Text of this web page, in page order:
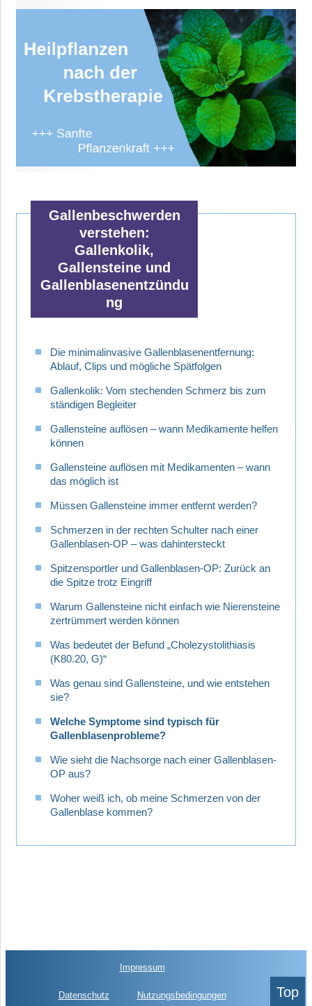
Gallenbeschwerden
verstehen:
Gallenkolik,
Gallensteine und
Gallenblasenentzündu
ng
Die minimalinvasive Gallenblasenentfernung:
Ablauf, Clips und mögliche Spätfolgen
Gallenkolik: Vom stechenden Schmerz bis zum
ständigen Begleiter
Gallensteine auflösen – wann Medikamente helfen
können
Gallensteine auflösen mit Medikamenten – wann
das möglich ist
Müssen Gallensteine immer entfernt werden?
Schmerzen in der rechten Schulter nach einer
Gallenblasen-OP – was dahintersteckt
Spitzensportler und Gallenblasen-OP: Zurück an
die Spitze trotz Eingriff
Warum Gallensteine nicht einfach wie Nierensteine
zertrümmert werden können
Was bedeutet der Befund „Cholezystolithiasis
(K80.20, G)“
Was genau sind Gallensteine, und wie entstehen
sie?
Welche Symptome sind typisch für
Gallenblasenprobleme?
Wie sieht die Nachsorge nach einer Gallenblasen-
OP aus?
Woher weiß ich, ob meine Schmerzen von der
Gallenblase kommen?
Impressum
Datenschutz Nutzungsbedingungen Top